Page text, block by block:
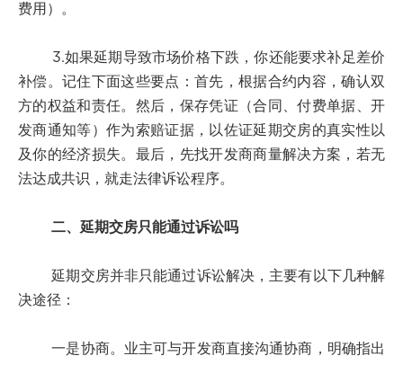
费用）。
3.如果延期导致市场价格下跌，你还能要求补足差价
补偿。记住下面这些要点：首先，根据合约内容，确认双
方的权益和责任。然后，保存凭证（合同、付费单据、开
发商通知等）作为索赔证据，以佐证延期交房的真实性以
及你的经济损失。最后，先找开发商商量解决方案，若无
法达成共识，就走法律诉讼程序。
二、延期交房只能通过诉讼吗
延期交房并非只能通过诉讼解决，主要有以下几种解
决途径：
一是协商。业主可与开发商直接沟通协商，明确指出